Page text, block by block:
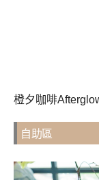
橙夕咖啡
自助區